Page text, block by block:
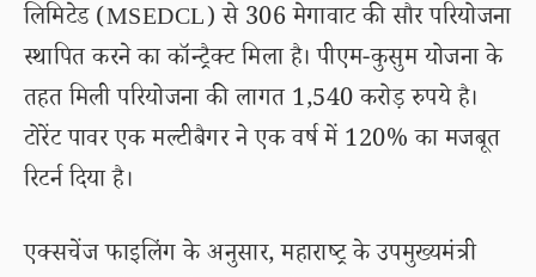
लिमिटेड (MSEDCL) से 306 मेगावाट की सौर परियोजना
स्थापित करने का कॉन्ट्रैक्ट मिला है। पीएम-कुसुम योजना के
तहत मिली परियोजना की लागत 1,540 करोड़ रुपये है।
टोरेंट पावर एक मल्टीबैगर ने एक वर्ष में 120% का मजबूत
रिटर्न दिया है।
एक्सचेंज फाइलिंग के अनुसार, महाराष्ट्र के उपमुख्यमंत्री